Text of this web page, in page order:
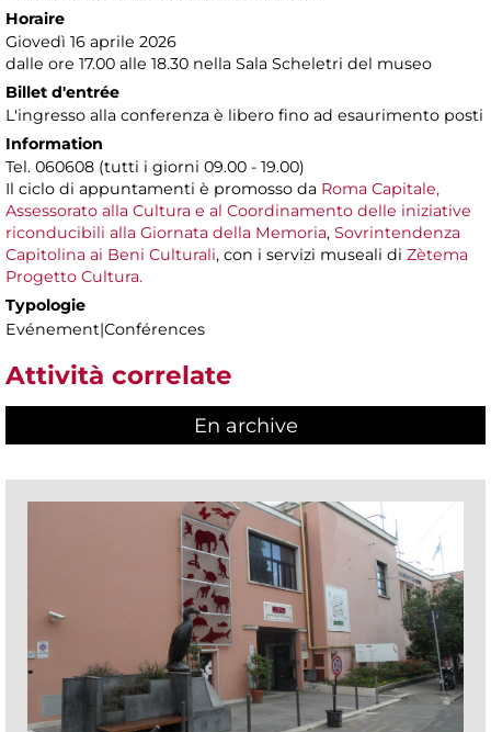
Horaire
Giovedì 16 aprile 2026
dalle ore 17.00 alle 18.30 nella Sala Scheletri del museo
Billet d'entrée
L'ingresso alla conferenza è libero fino ad esaurimento posti
Information
Tel. 060608 (tutti i giorni 09.00 - 19.00)
Il ciclo di appuntamenti è promosso da Roma Capitale,
Assessorato alla Cultura e al Coordinamento delle iniziative
riconducibili alla Giornata della Memoria, Sovrintendenza
Capitolina ai Beni Culturali, con i servizi museali di Zètema
Progetto Cultura.
Typologie
Evénement|Conférences
Attività correlate
En archive